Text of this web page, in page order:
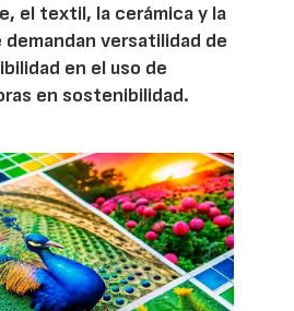
el textil, la cerámica y la
versatilidad de
en el uso de
en sostenibilidad.